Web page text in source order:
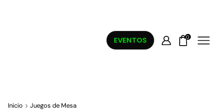
EVENTOS 0
Inicio Juegos de Mesa